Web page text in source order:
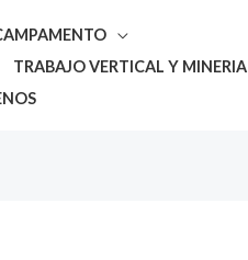
TRABAJO VERTICAL Y MINERIA